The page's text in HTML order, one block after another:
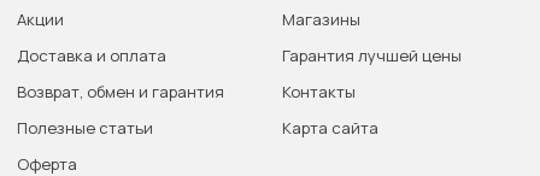
Акции
Доставка и оплата
Возврат, обмен и гарантия
Полезные статьи
Оферта
Магазины
Гарантия лучшей цены
Контакты
Карта сайта